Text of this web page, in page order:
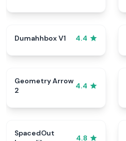
Dumahhbox V1 4.4
Geometry Arrow
2
4.4
SpacedOut
4.8